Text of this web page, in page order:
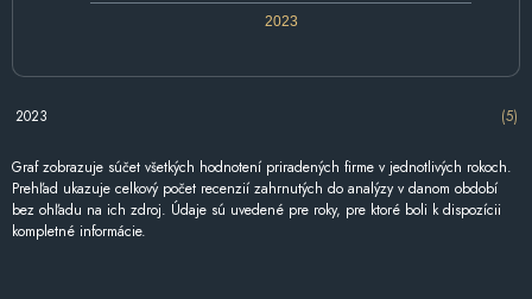
2023
2023 (5)
Graf zobrazuje súčet všetkých hodnotení priradených firme v jednotlivých rokoch.
Prehľad ukazuje celkový počet recenzií zahrnutých do analýzy v danom období
bez ohľadu na ich zdroj. Údaje sú uvedené pre roky, pre ktoré boli k dispozícii
kompletné informácie.